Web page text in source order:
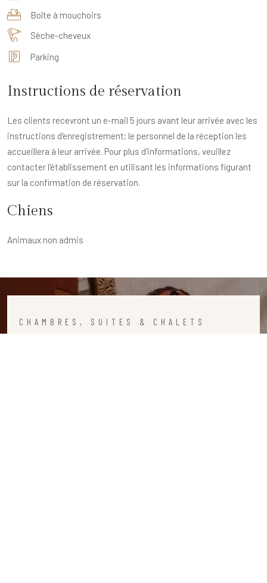
Boîte à mouchoirs
Sèche-cheveux
Parking
Instructions de réservation
Les clients recevront un e-mail 5 jours avant leur arrivée avec les
instructions d'enregistrement; le personnel de la réception les
accueillera à leur arrivée. Pour plus d'informations, veuillez
contacter l'établissement en utilisant les informations figurant
sur la confirmation de réservation.
Chiens
Animaux non admis
CHAMBRES, SUITES & CHALETS